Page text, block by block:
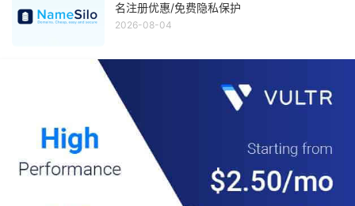
名注册优惠/免费隐私保护
2026-08-04